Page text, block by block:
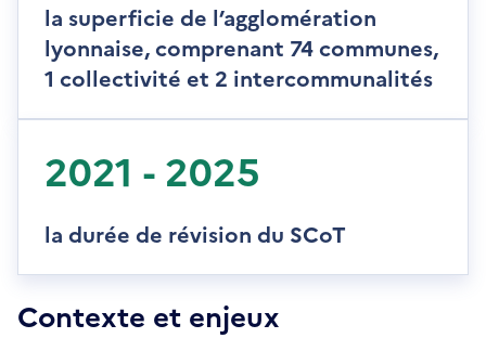
la superficie de l’agglomération
lyonnaise, comprenant 74 communes,
1 collectivité et 2 intercommunalités
2021 - 2025
la durée de révision du SCoT
Contexte et enjeux